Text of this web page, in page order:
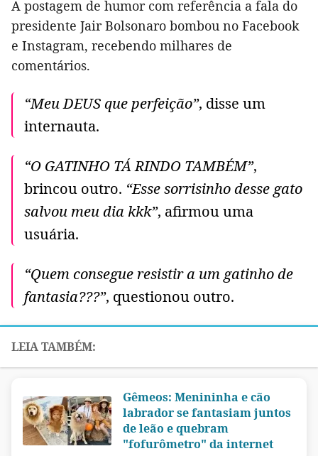
A postagem de humor com referência a fala do
presidente Jair Bolsonaro bombou no Facebook
e Instagram, recebendo milhares de
comentários.
“Meu DEUS que perfeição”, disse um
internauta.
“O GATINHO TÁ RINDO TAMBÉM”,
brincou outro. “Esse sorrisinho desse gato
salvou meu dia kkk”, afirmou uma
usuária.
“Quem consegue resistir a um gatinho de
fantasia???”, questionou outro.
Gêmeos: Menininha e cão
labrador se fantasiam juntos
de leão e quebram
"fofurômetro" da internet